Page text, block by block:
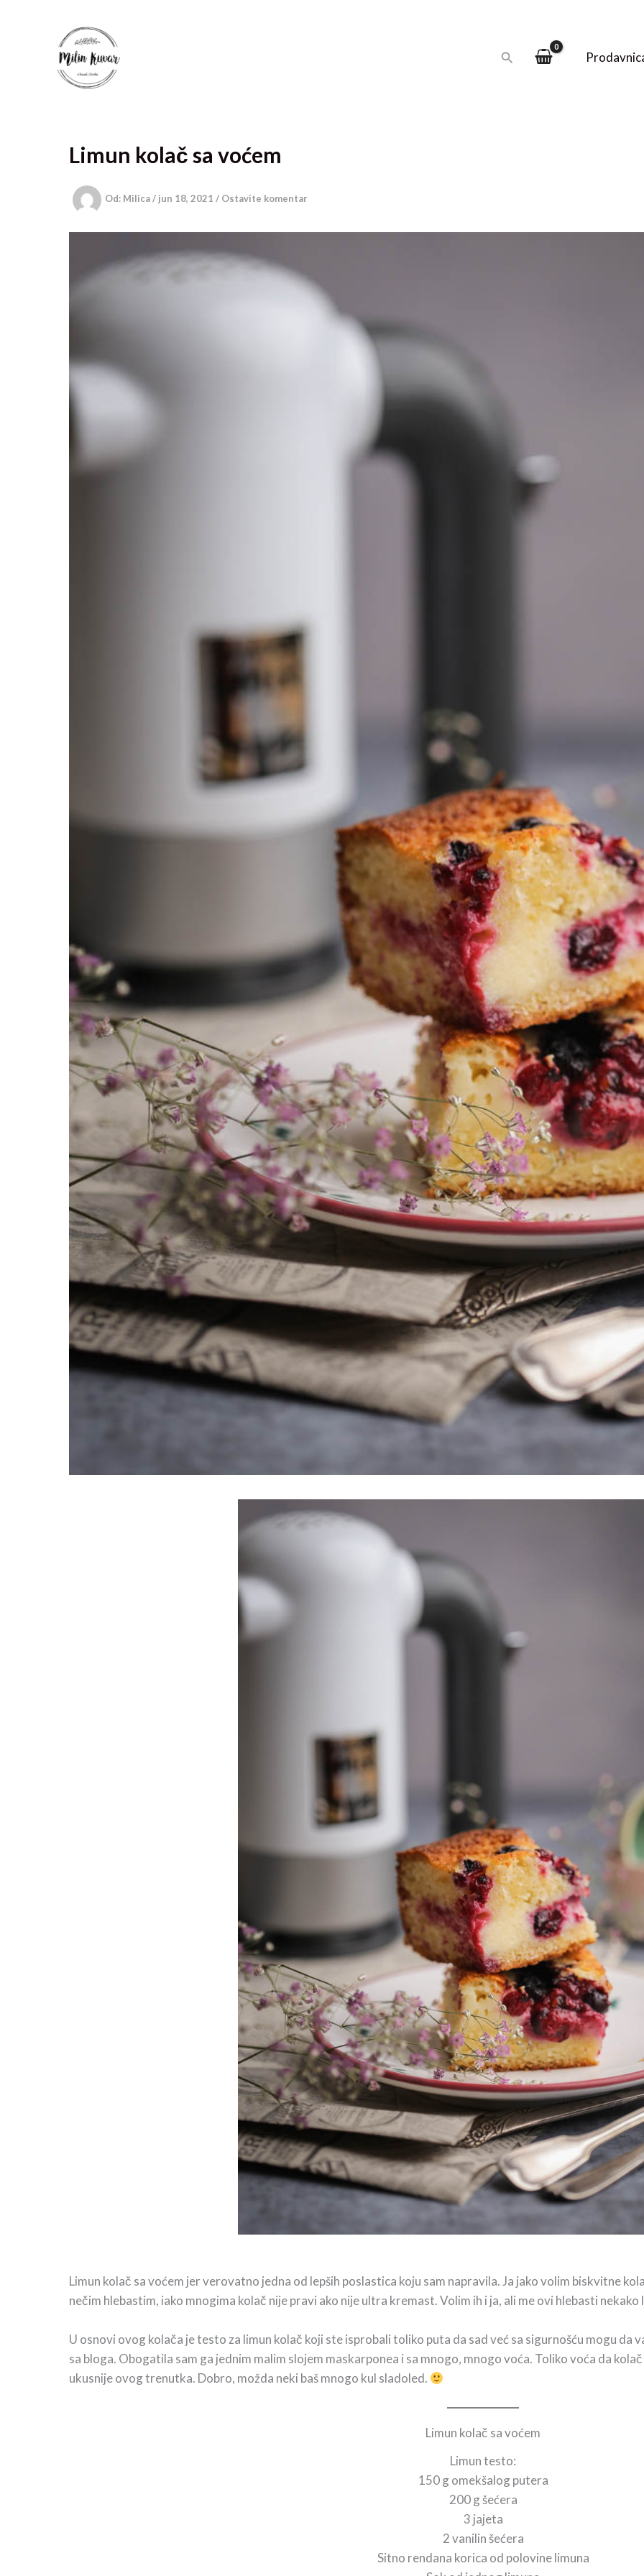
Pretraga
Limun kolač sa voćem
Od: Milica/ jun 18, 2021 / Ostavite komentar
Limun kolač sa voćem jer verovatno jedna od lepših poslastica koju sam napravila. Ja jako volim biskvitne
nečim hlebastim, iako mnogima kolač nije pravi ako nije ultra kremast. Volim ih i ja, ali me ovi hlebasti nekako
U osnovi ovog kolača je testo za limun kolač koji ste isprobali toliko puta da sad već sa sigurnošću mogu da
sa bloga. Obogatila sam ga jednim malim slojem maskarponea i sa mnogo, mnogo voća. Toliko voća da
ukusnije ovog trenutka. Dobro, možda neki baš mnogo kul sladoled.
Limun kolač sa voćem
Limun testo:
150 g omekšalog putera
200 g šećera
3 jajeta
2 vanilin šećera
Sitno rendana korica od polovine limuna